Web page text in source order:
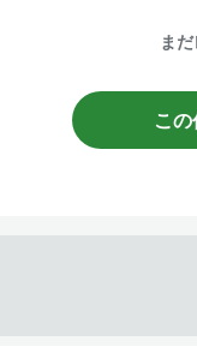
ま
こ